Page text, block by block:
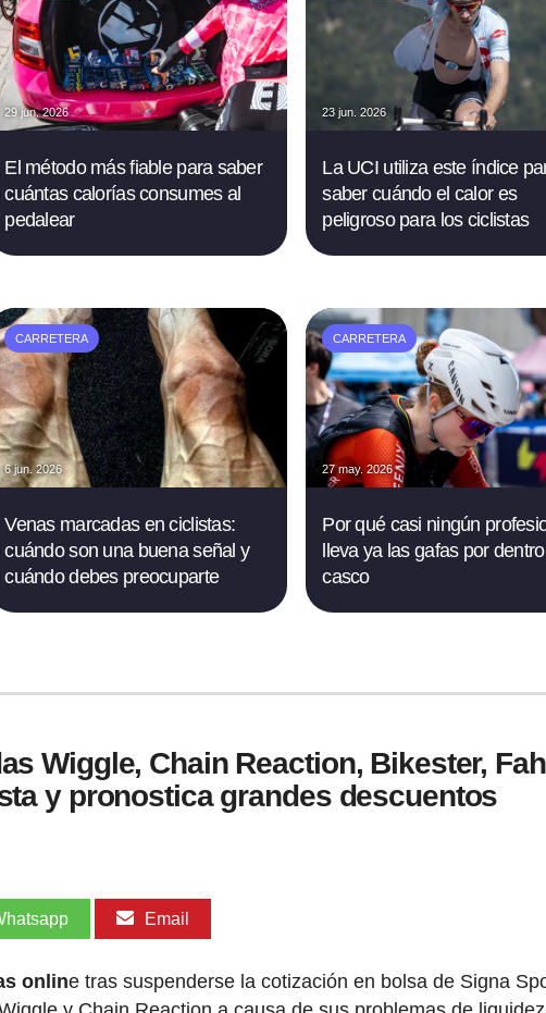
29 jun. 2026
El método más fiable para saber
cuántas calorías consumes al
pedalear
23 jun. 2026
La UCI utiliza este índice
saber cuándo el calor es
peligroso para los ciclistas
CARRETERA
6 jun. 2026
Venas marcadas en ciclistas:
cuándo son una buena señal y
cuándo debes preocuparte
CARRETERA
27 may. 2026
Por qué casi ningún
lleva ya las gafas por
casco
Wiggle, Chain Reaction, Bikester,
y pronostica grandes descuentos
Email
online tras suspenderse la cotización en bolsa de Signa